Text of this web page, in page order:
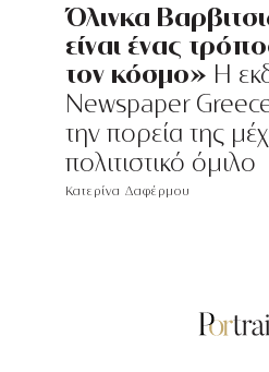
Όλινκα
είναι ένας
τον κόσμο» Η
Newspaper
την πορεία της
πολιτιστικό όμιλο
Κατερίνα Δαφέρμου